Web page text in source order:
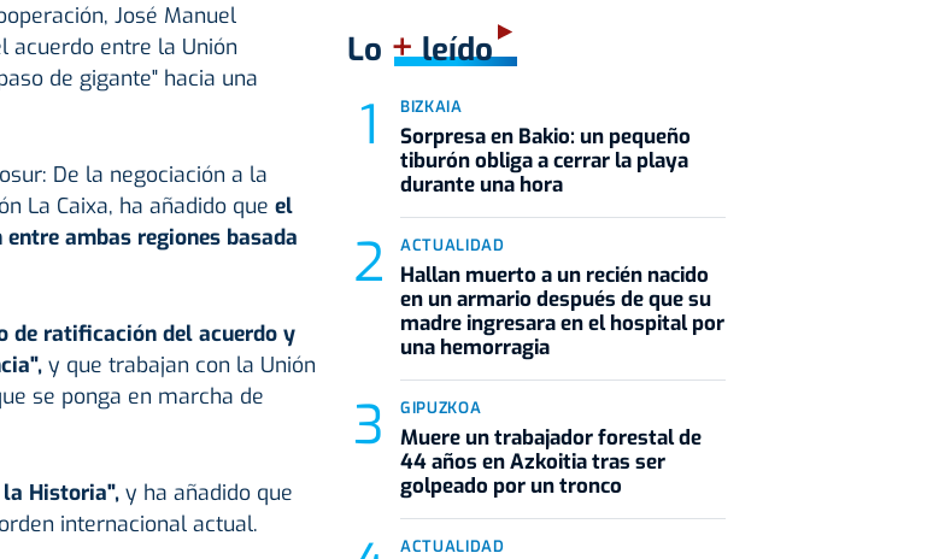
José Manuel
acuerdo entre la Unión
de gigante" hacia una
De la negociación a la
La Caixa, ha añadido que el
ambas regiones basada
de ratificación del acuerdo y
y que trabajan con la Unión
se ponga en marcha de
Historia",y ha añadido que
internacional actual.
Lo +leído
BIZKAIA
Sorpresa en Bakio: un pequeño
tiburón obliga a cerrar la playa
durante una hora
ACTUALIDAD
Hallan muerto a un recién nacido
en un armario después de que su
madre ingresara en el hospital por
una hemorragia
GIPUZKOA
Muere un trabajador forestal de
44 años en Azkoitia tras ser
golpeado por un tronco
ACTUALIDAD